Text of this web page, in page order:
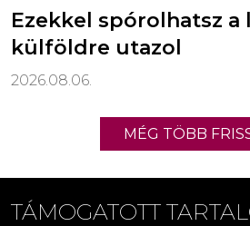
Ezekkel spórolhatsz
külföldre utazol
2026.08.06.
MÉG TÖBB
TÁMOGATOTT